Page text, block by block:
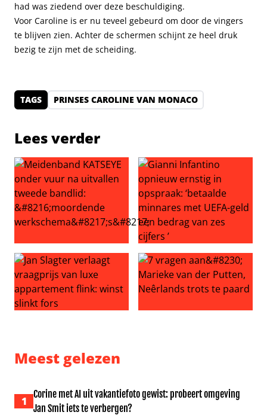
had was ziedend over deze beschuldiging.
Voor Caroline is er nu teveel gebeurd om door de vingers
te blijven zien. Achter de schermen schijnt ze heel druk
bezig te zijn met de scheiding.
TAGS PRINSES CAROLINE VAN MONACO
Lees verder
Meidenband KATSEYE onder vuur na uitvallen tweede
Gianni Infantino opnieuw
Meest gelezen
1
Corine met AI uit vakantiefoto gewist: probeert omgeving
Jan Smit iets te verbergen?